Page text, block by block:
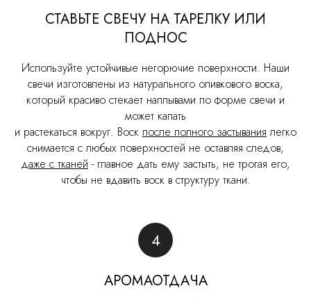
СТАВЬТЕ СВЕЧУ НА ТАРЕЛКУ ИЛИ
ПОДНОС
Используйте устойчивые негорючие поверхности. Наши
свечи изготовлены из натурального оливкового воска,
который красиво стекает наплывами по форме свечи и
может капать
и растекаться вокруг. Воск после полного застывания легко
снимается с любых поверхностей не оставляя следов,
даже с тканей - главное дать ему застыть, не трогая его,
чтобы не вдавить воск в структуру ткани.
АРОМАОТДАЧА